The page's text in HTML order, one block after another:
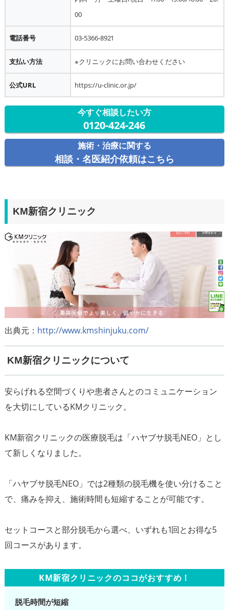
00
電話番号 03-5366-8921
支払い方法 ※クリニックにお問い合わせください
公式URL https://u-clinic.or.jp/
今すぐ相談したい方
0120-424-246
施術・治療に関する
相談・名医紹介依頼はこちら
KM新宿クリニック
出典元： http://www.kmshinjuku.com/
KM新宿クリニックについて
安らげれる空間づくりや患者さんとのコミュニケーション
を大切にしているKMクリニック。
KM新宿クリニックの医療脱毛は「ハヤブサ脱毛NEO」とし
て新しくなりました。
「ハヤブサ脱毛NEO」では2種類の脱毛機を使い分けること
で、痛みを抑え、施術時間も短縮することが可能です。
セットコースと部分脱毛から選べ、いずれも1回とお得な5
KM新宿クリニックのココがおすすめ！
脱毛時間が短縮